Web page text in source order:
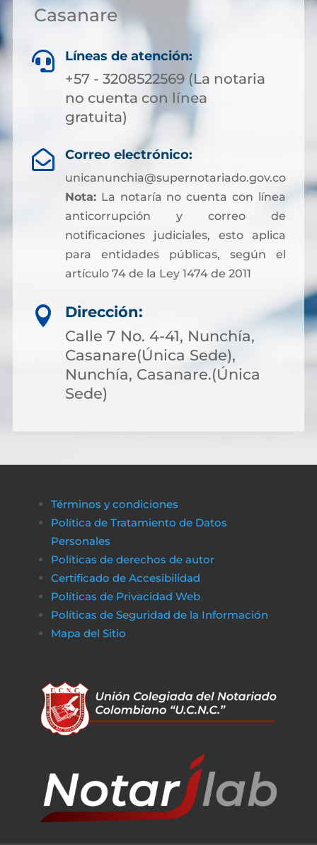
Casanare
 Líneas de atención:
+57 - 3208522569 (La notaria
no cuenta con línea
gratuita)
 Correo electrónico:
unicanunchia@supernotariado.gov.co
Nota:La notaría no cuenta con línea
anticorrupción y correo de
notificaciones judiciales, esto aplica
para entidades públicas, según el
artículo 74 de la Ley 1474 de 2011

Dirección:
Calle 7 No. 4-41, Nunchía,
Casanare(Única Sede),
Nunchía, Casanare.(Única
Sede)
Términos y condiciones
Política de Tratamiento de Datos
Personales
Políticas de derechos de autor
Certificado de Accesibilidad
Políticas de Privacidad Web
Políticas de Seguridad de la Información
Mapa del Sitio